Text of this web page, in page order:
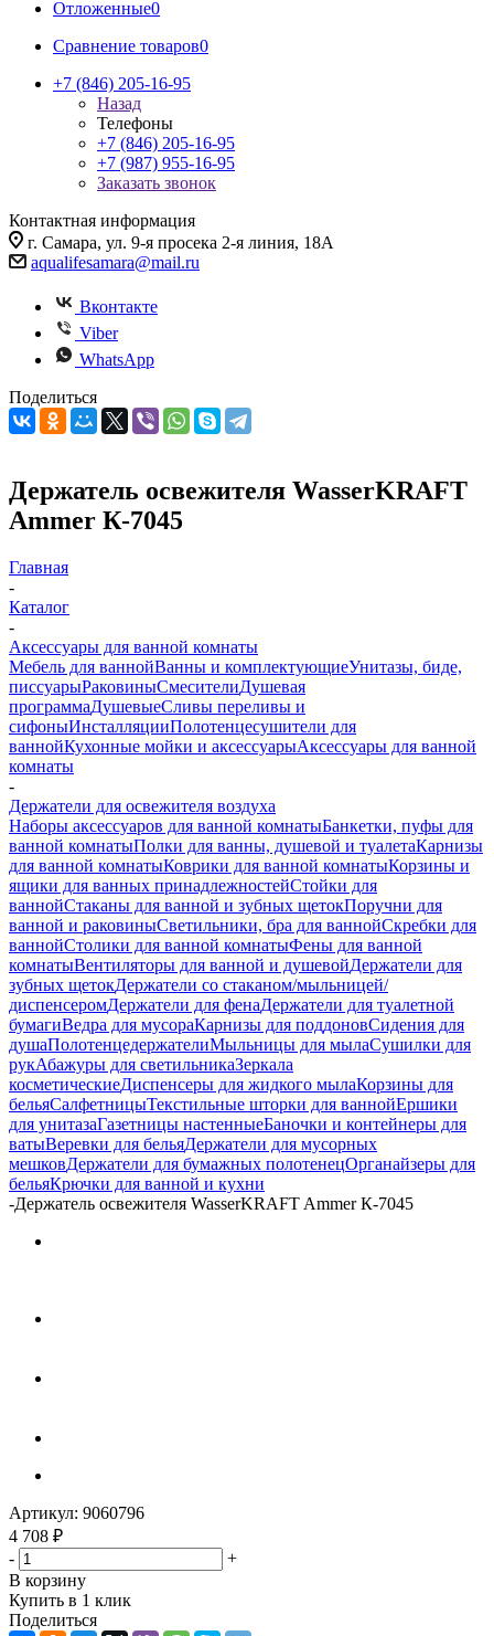
Отложенные0
Сравнение товаров0
+7 (846) 205-16-95
Назад
Телефоны
+7 (846) 205-16-95
+7 (987) 955-16-95
Заказать звонок
Контактная информация
г. Самара, ул. 9-я просека 2-я линия, 18А
aqualifesamara@mail.ru
Вконтакте
Viber
WhatsApp
Поделиться
Держатель освежителя WasserKRAFT
Ammer К-7045
Главная
-
Каталог
-
Аксессуары для ванной комнаты
Мебель для ваннойВанны и комплектующиеУнитазы, биде,
писсуарыРаковиныСмесителиДушевая
программаДушевыеСливы переливы и
сифоныИнсталляцииПолотенцесушители для
ваннойКухонные мойки и аксессуарыАксессуары для ванной
комнаты
-
Держатели для освежителя воздуха
Наборы аксессуаров для ванной комнатыБанкетки, пуфы для
ванной комнатыПолки для ванны, душевой и туалетаКарнизы
для ванной комнатыКоврики для ванной комнатыКорзины и
ящики для ванных принадлежностейСтойки для
ваннойСтаканы для ванной и зубных щетокПоручни для
ванной и раковиныСветильники, бра для ваннойСкребки для
ваннойСтолики для ванной комнатыФены для ванной
комнатыВентиляторы для ванной и душевойДержатели для
зубных щетокДержатели со стаканом/мыльницей/
диспенсеромДержатели для фенаДержатели для туалетной
бумагиВедра для мусораКарнизы для поддоновСидения для
душаПолотенцедержателиМыльницы для мылаСушилки для
рукАбажуры для светильникаЗеркала
косметическиеДиспенсеры для жидкого мылаКорзины для
бельяСалфетницыТекстильные шторки для ваннойЕршики
для унитазаГазетницы настенныеБаночки и контейнеры для
ватыВеревки для бельяДержатели для мусорных
мешковДержатели для бумажных полотенецОрганайзеры для
бельяКрючки для ванной и кухни
-Держатель освежителя WasserKRAFT Ammer К-7045
Артикул: 9060796
4 708 ₽
-
+
В корзину
Купить в 1 клик
Поделиться